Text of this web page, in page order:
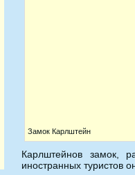
Замок Карлштейн
Карлштейнов замок,
иностранных туристов